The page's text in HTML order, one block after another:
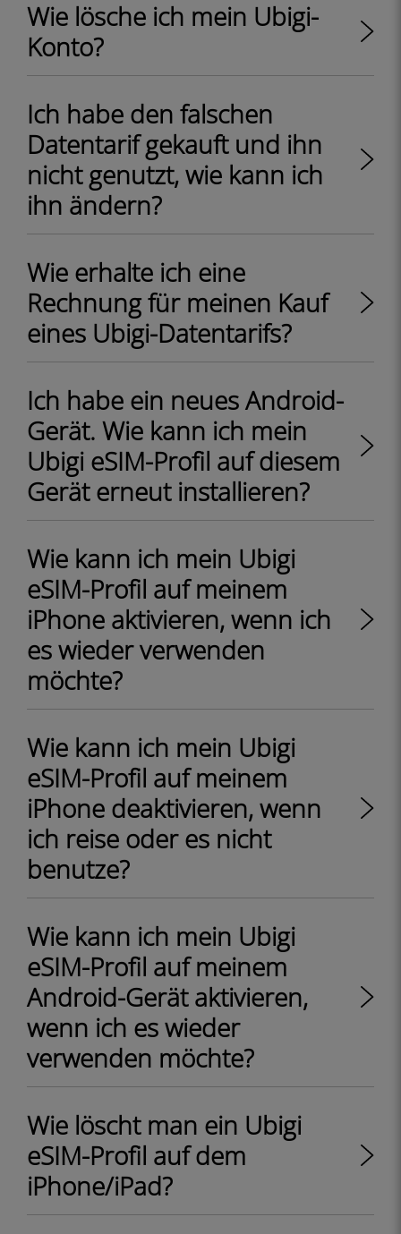
Wie lösche ich mein Ubigi-
Konto?
Ich habe den falschen
Datentarif gekauft und ihn
nicht genutzt, wie kann ich
ihn ändern?
Wie erhalte ich eine
Rechnung für meinen Kauf
eines Ubigi-Datentarifs?
Ich habe ein neues Android-
Gerät. Wie kann ich mein
Ubigi eSIM-Profil auf diesem
Gerät erneut installieren?
Wie kann ich mein Ubigi
eSIM-Profil auf meinem
iPhone aktivieren, wenn ich
es wieder verwenden
möchte?
Wie kann ich mein Ubigi
eSIM-Profil auf meinem
iPhone deaktivieren, wenn
ich reise oder es nicht
benutze?
Wie kann ich mein Ubigi
eSIM-Profil auf meinem
Android-Gerät aktivieren,
wenn ich es wieder
verwenden möchte?
Wie löscht man ein Ubigi
eSIM-Profil auf dem
iPhone/iPad?